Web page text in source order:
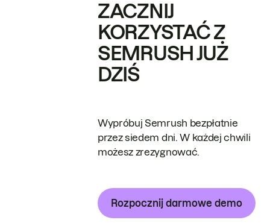
ZACZNIJ
KORZYSTAĆ Z
SEMRUSH JUŻ
DZIŚ
Wypróbuj Semrush bezpłatnie
przez siedem dni. W każdej chwili
możesz zrezygnować.
Rozpocznij darmowe demo